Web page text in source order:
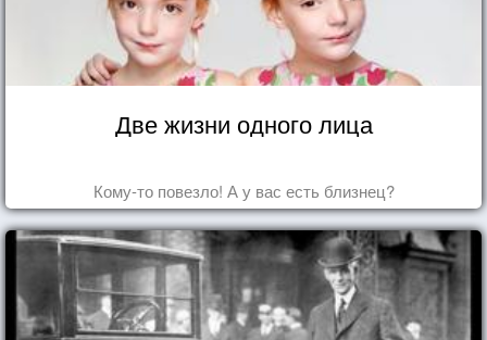
Две жизни одного лица
Кому-то повезло! А у вас есть близнец?